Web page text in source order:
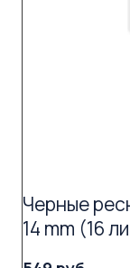
Черные
14 mm (16